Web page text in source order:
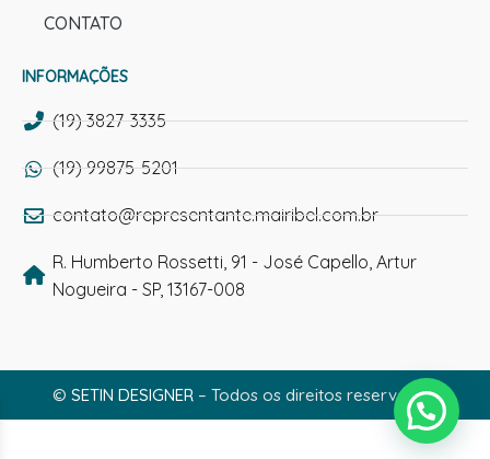
CONTATO
INFORMAÇÕES
(19) 3827-3335
(19) 99875-5201
contato@representante.mairibel.com.br
R. Humberto Rossetti, 91 - José Capello, Artur
Nogueira - SP, 13167-008
© SETIN DESIGNER– Todos os direitos reservados.